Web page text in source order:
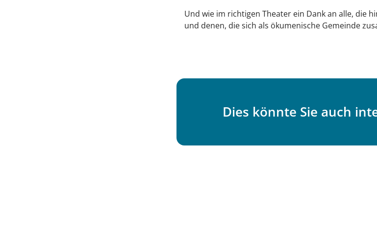
Und wie im richtigen Theater ein Dank an alle, die
und denen, die sich als ökumenische Gemeinde
Dies könnte Sie auch